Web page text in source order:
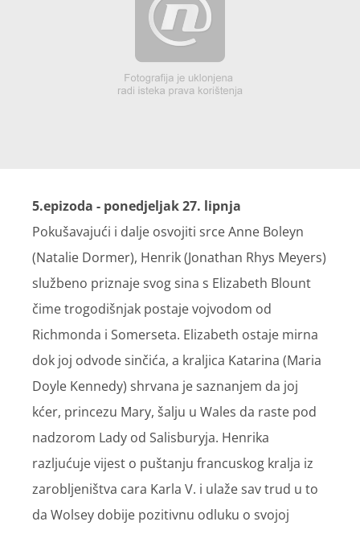
5.epizoda - ponedjeljak 27. lipnja
Pokušavajući i dalje osvojiti srce Anne Boleyn
(Natalie Dormer), Henrik (Jonathan Rhys Meyers)
službeno priznaje svog sina s Elizabeth Blount
čime trogodišnjak postaje vojvodom od
Richmonda i Somerseta. Elizabeth ostaje mirna
dok joj odvode sinčića, a kraljica Katarina (Maria
Doyle Kennedy) shrvana je saznanjem da joj
kćer, princezu Mary, šalju u Wales da raste pod
nadzorom Lady od Salisburyja. Henrika
razljućuje vijest o puštanju francuskog kralja iz
zarobljeništva cara Karla V. i ulaže sav trud u to
da Wolsey dobije pozitivnu odluku o svojoj